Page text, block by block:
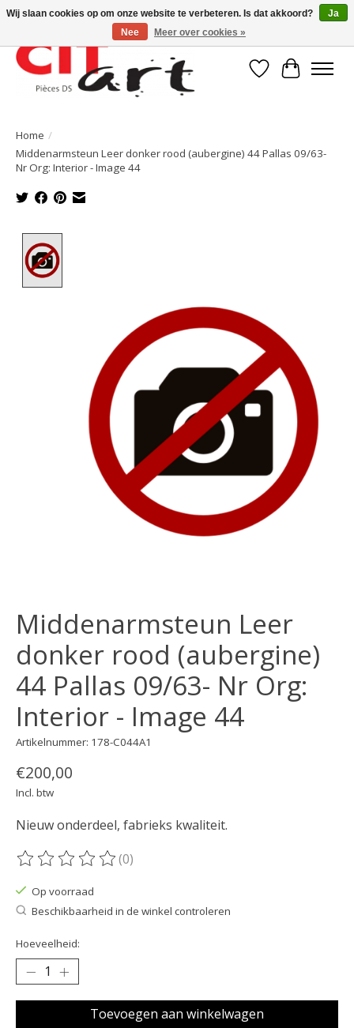
Verlanglijst
Home /
Middenarmsteun Leer donker rood (aubergine) 44 Pallas 09/63-
Nr Org: Interior - Image 44
Middenarmsteun Leer
donker rood (aubergine)
44 Pallas 09/63- Nr Org:
Interior - Image 44
Artikelnummer: 178-C044A1
€200,00
Incl. btw
Nieuw onderdeel, fabrieks kwaliteit.
De beoordeling van dit product is
(0)
Op voorraad
Beschikbaarheid in de winkel controleren
Hoeveelheid:
Toevoegen aan winkelwagen
Wij slaan cookies op om onze website te verbeteren. Is dat akkoord?
Ja
Nee
Meer over cookies »